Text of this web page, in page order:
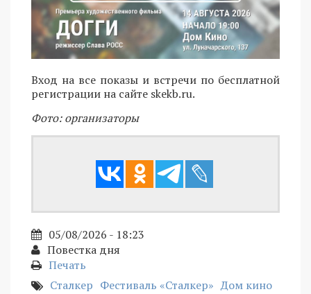
Вход на все показы и встречи по бесплатной
регистрации на сайте skekb.ru.
Фото: организаторы
05/08/2026 - 18:23
Повестка дня
Печать
Сталкер Фестиваль «Сталкер» Дом кино